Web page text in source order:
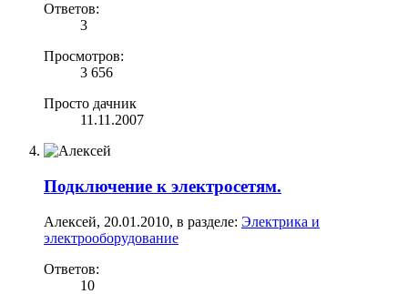
Ответов:
3
Просмотров:
3 656
Просто дачник
11.11.2007
Подключение к электросетям.
Алексей, 20.01.2010, в разделе: Электрика и
электрооборудование
Ответов:
10